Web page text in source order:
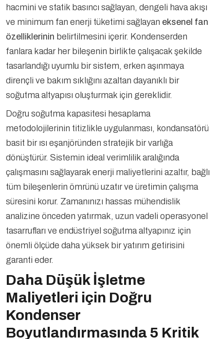
hacmini ve statik basıncı sağlayan, dengeli hava akışı
ve minimum fan enerji tüketimi sağlayan eksenel fan
özelliklerinin belirtilmesini içerir. Kondenserden
fanlara kadar her bileşenin birlikte çalışacak şekilde
tasarlandığı uyumlu bir sistem, erken aşınmaya
dirençli ve bakım sıklığını azaltan dayanıklı bir
soğutma altyapısı oluşturmak için gereklidir.
Doğru soğutma kapasitesi hesaplama
metodolojilerinin titizlikle uygulanması, kondansatörü
basit bir ısı eşanjöründen stratejik bir varlığa
dönüştürür. Sistemin ideal verimlilik aralığında
çalışmasını sağlayarak enerji maliyetlerini azaltır, bağlı
tüm bileşenlerin ömrünü uzatır ve üretimin çalışma
süresini korur. Zamanınızı hassas mühendislik
analizine önceden yatırmak, uzun vadeli operasyonel
tasarrufları ve endüstriyel soğutma altyapınız için
önemli ölçüde daha yüksek bir yatırım getirisini
garanti eder.
Daha Düşük İşletme
Maliyetleri için Doğru
Kondenser
Boyutlandırmasında 5 Kritik